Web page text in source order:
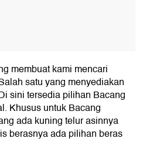
membuat kami mencari
satu yang menyediakan
sini tersedia pilihan Bacang
Khusus untuk Bacang
ada kuning telur asinnya
berasnya ada pilihan beras